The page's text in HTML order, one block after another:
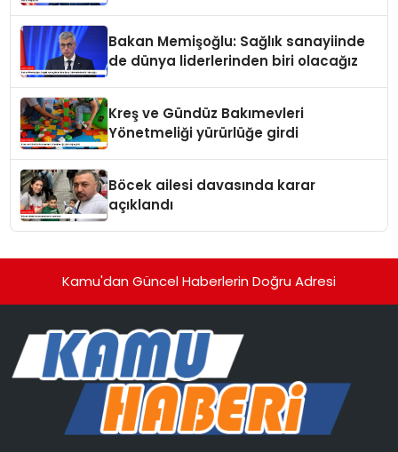
Bakan Memişoğlu: Sağlık sanayiinde
de dünya liderlerinden biri olacağız
Kreş ve Gündüz Bakımevleri
Yönetmeliği yürürlüğe girdi
Böcek ailesi davasında karar
açıklandı
Kamu'dan Güncel Haberlerin Doğru Adresi